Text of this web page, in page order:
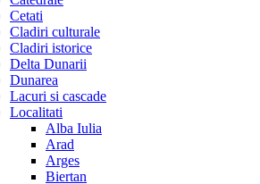
Cetati
Cladiri culturale
Cladiri istorice
Delta Dunarii
Dunarea
Lacuri si cascade
Localitati
Alba Iulia
Arad
Arges
Biertan